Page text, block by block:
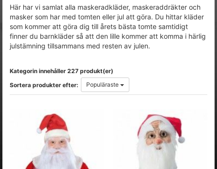
Här har vi samlat alla maskeradkläder, maskeraddräkter och
masker som har med tomten eller jul att göra. Du hittar kläder
som kommer att göra dig till årets bästa tomte samtidigt
finner du barnkläder så att den lille kommer att komma i härlig
julstämning tillsammans med resten av julen.
Kategorin innehåller 227 produkt(er)
Sortera produkter efter:
Populäraste